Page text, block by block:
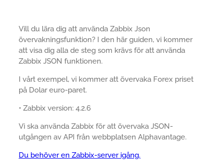
Vill du lära dig att använda Zabbix Json
övervakningsfunktion? I den här guiden, vi kommer
att visa dig alla de steg som krävs för att använda
Zabbix JSON funktionen.
I vårt exempel, vi kommer att övervaka Forex priset
på Dolar euro-paret.
• Zabbix version: 4.2.6
Vi ska använda Zabbix för att övervaka JSON-
utgången av API från webbplatsen Alphavantage.
Du behöver en Zabbix-server igång.